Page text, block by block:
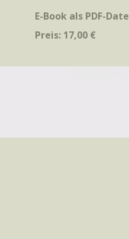
E-Book als PDF-
Preis: 17,00 €